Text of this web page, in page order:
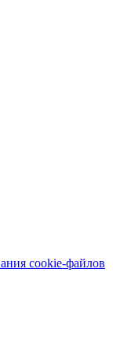
сookie-файлов